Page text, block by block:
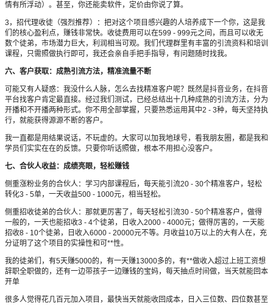
情有所浮动）。甚至，你还能卖软件，定价由你说了算。
3，招代理收徒（强烈推荐）：把对这个项目感兴趣的人培养成下一个你，这是我
们的核心盈利点，赚钱非常快。收徒费用可以在599 - 999元之间，而且可以收无
数个徒弟，市场潜力巨大，利润相当可观。我们代理群里有丰富的引流资料和培训
课程，只需照做执行即可，我还会亲自手把手指导，有问题随时找我。
六、客户获取：成熟引流方法，精准流量不断
可能又有人疑惑：我没什么人脉，怎么去找精准客户呢？既然是抖音业务，在抖音
平台找客户肯定最直接。经过我们测试，已经总结出十几种成熟的引流方法，分为
开播和不开播两种形式。你不用全部掌握，只要熟悉运用其中2 - 3种，每天坚持执
行，就能获得源源不断的客户。
我一直都是用结果说话，不玩虚的。大家可以加我地球号，看我朋友圈，都是我和
学员们实实在在的反馈。只要你听话照做，根本不用担心没客户。
七、合伙人收益：成绩亮眼，轻松赚钱
侧重涨粉业务的合伙人：学习内部课程后，每天能引流20 - 30个精准客户，轻松
转化3 - 5单，一天收益500 - 1000元，相当轻松。
侧重招收徒弟的合伙人：那就更厉害了，每天轻松引流30 - 50个精准客户，做得
一般的，一天也能招收3 - 4个徒弟，日收入2000 - 4000元；做得厉害的，一天能
招收8 - 10个徒弟，日收入6000 - 20000元不等。月收益10万以上的大有人在，充
分证明了这个项目的实操性和可**性。
我的徒弟们，有5天赚5000的，有一天赚13000多的，有**做收入超过上班工资想
辞职全职做的，还有一边带孩子一边赚钱的宝妈，每天抽点时间做，当天就能回本
开单
很多人觉得花几百元加入项目，最快当天就能收回成本，日入三位数、四位数甚至